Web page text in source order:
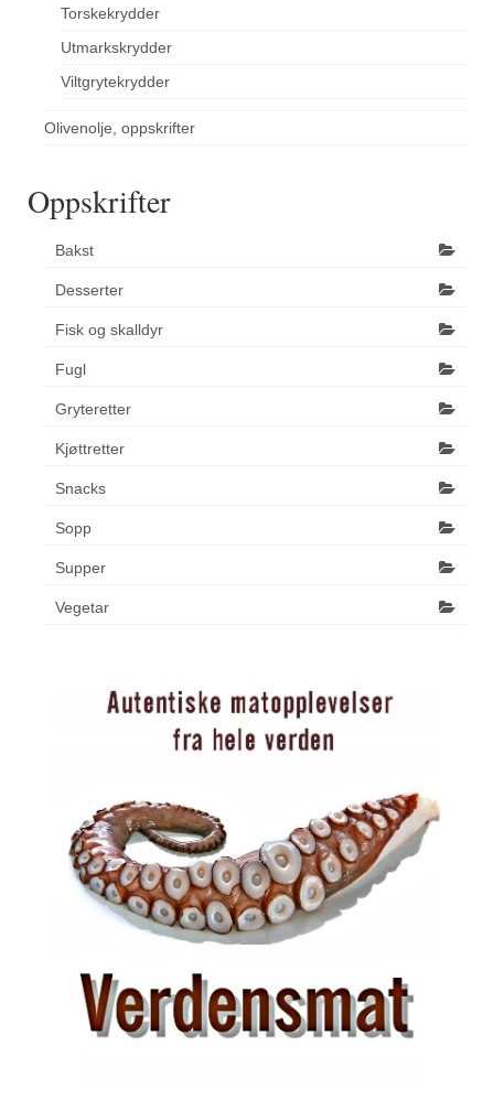
Torskekrydder
Utmarkskrydder
Viltgrytekrydder
Olivenolje, oppskrifter
Oppskrifter
Bakst
Desserter
Fisk og skalldyr
Fugl
Gryteretter
Kjøttretter
Snacks
Sopp
Supper
Vegetar